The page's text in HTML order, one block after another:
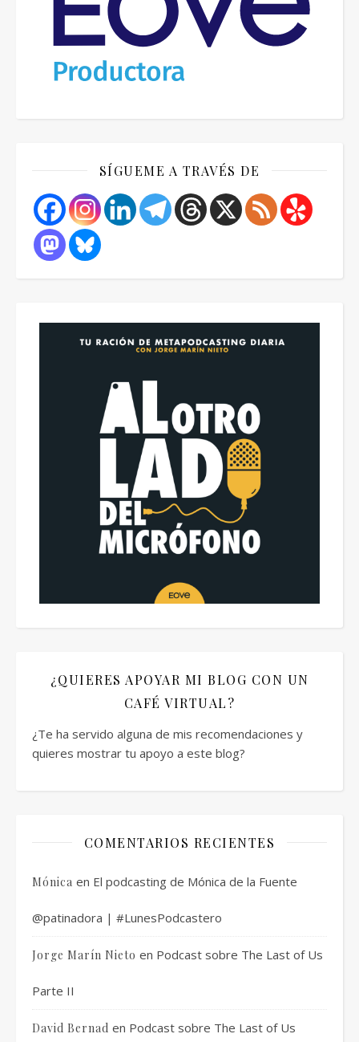
SÍGUEME A TRAVÉS DE
¿QUIERES APOYAR MI BLOG CON UN
CAFÉ VIRTUAL?
¿Te ha servido alguna de mis recomendaciones y
quieres mostrar tu apoyo a este blog?
COMENTARIOS RECIENTES
Mónica en El podcasting de Mónica de la Fuente
@patinadora | #LunesPodcastero
Jorge Marín Nieto en Podcast sobre The Last of Us
Parte II
David Bernad en Podcast sobre The Last of Us